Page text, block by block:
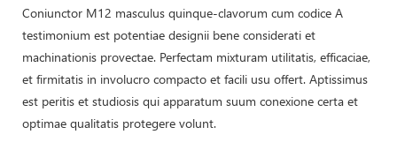
Coniunctor M12 masculus quinque-clavorum cum codice A
testimonium est potentiae designii bene considerati et
machinationis provectae. Perfectam mixturam utilitatis, efficaciae,
et firmitatis in involucro compacto et facili usu offert. Aptissimus
est peritis et studiosis qui apparatum suum conexione certa et
optimae qualitatis protegere volunt.